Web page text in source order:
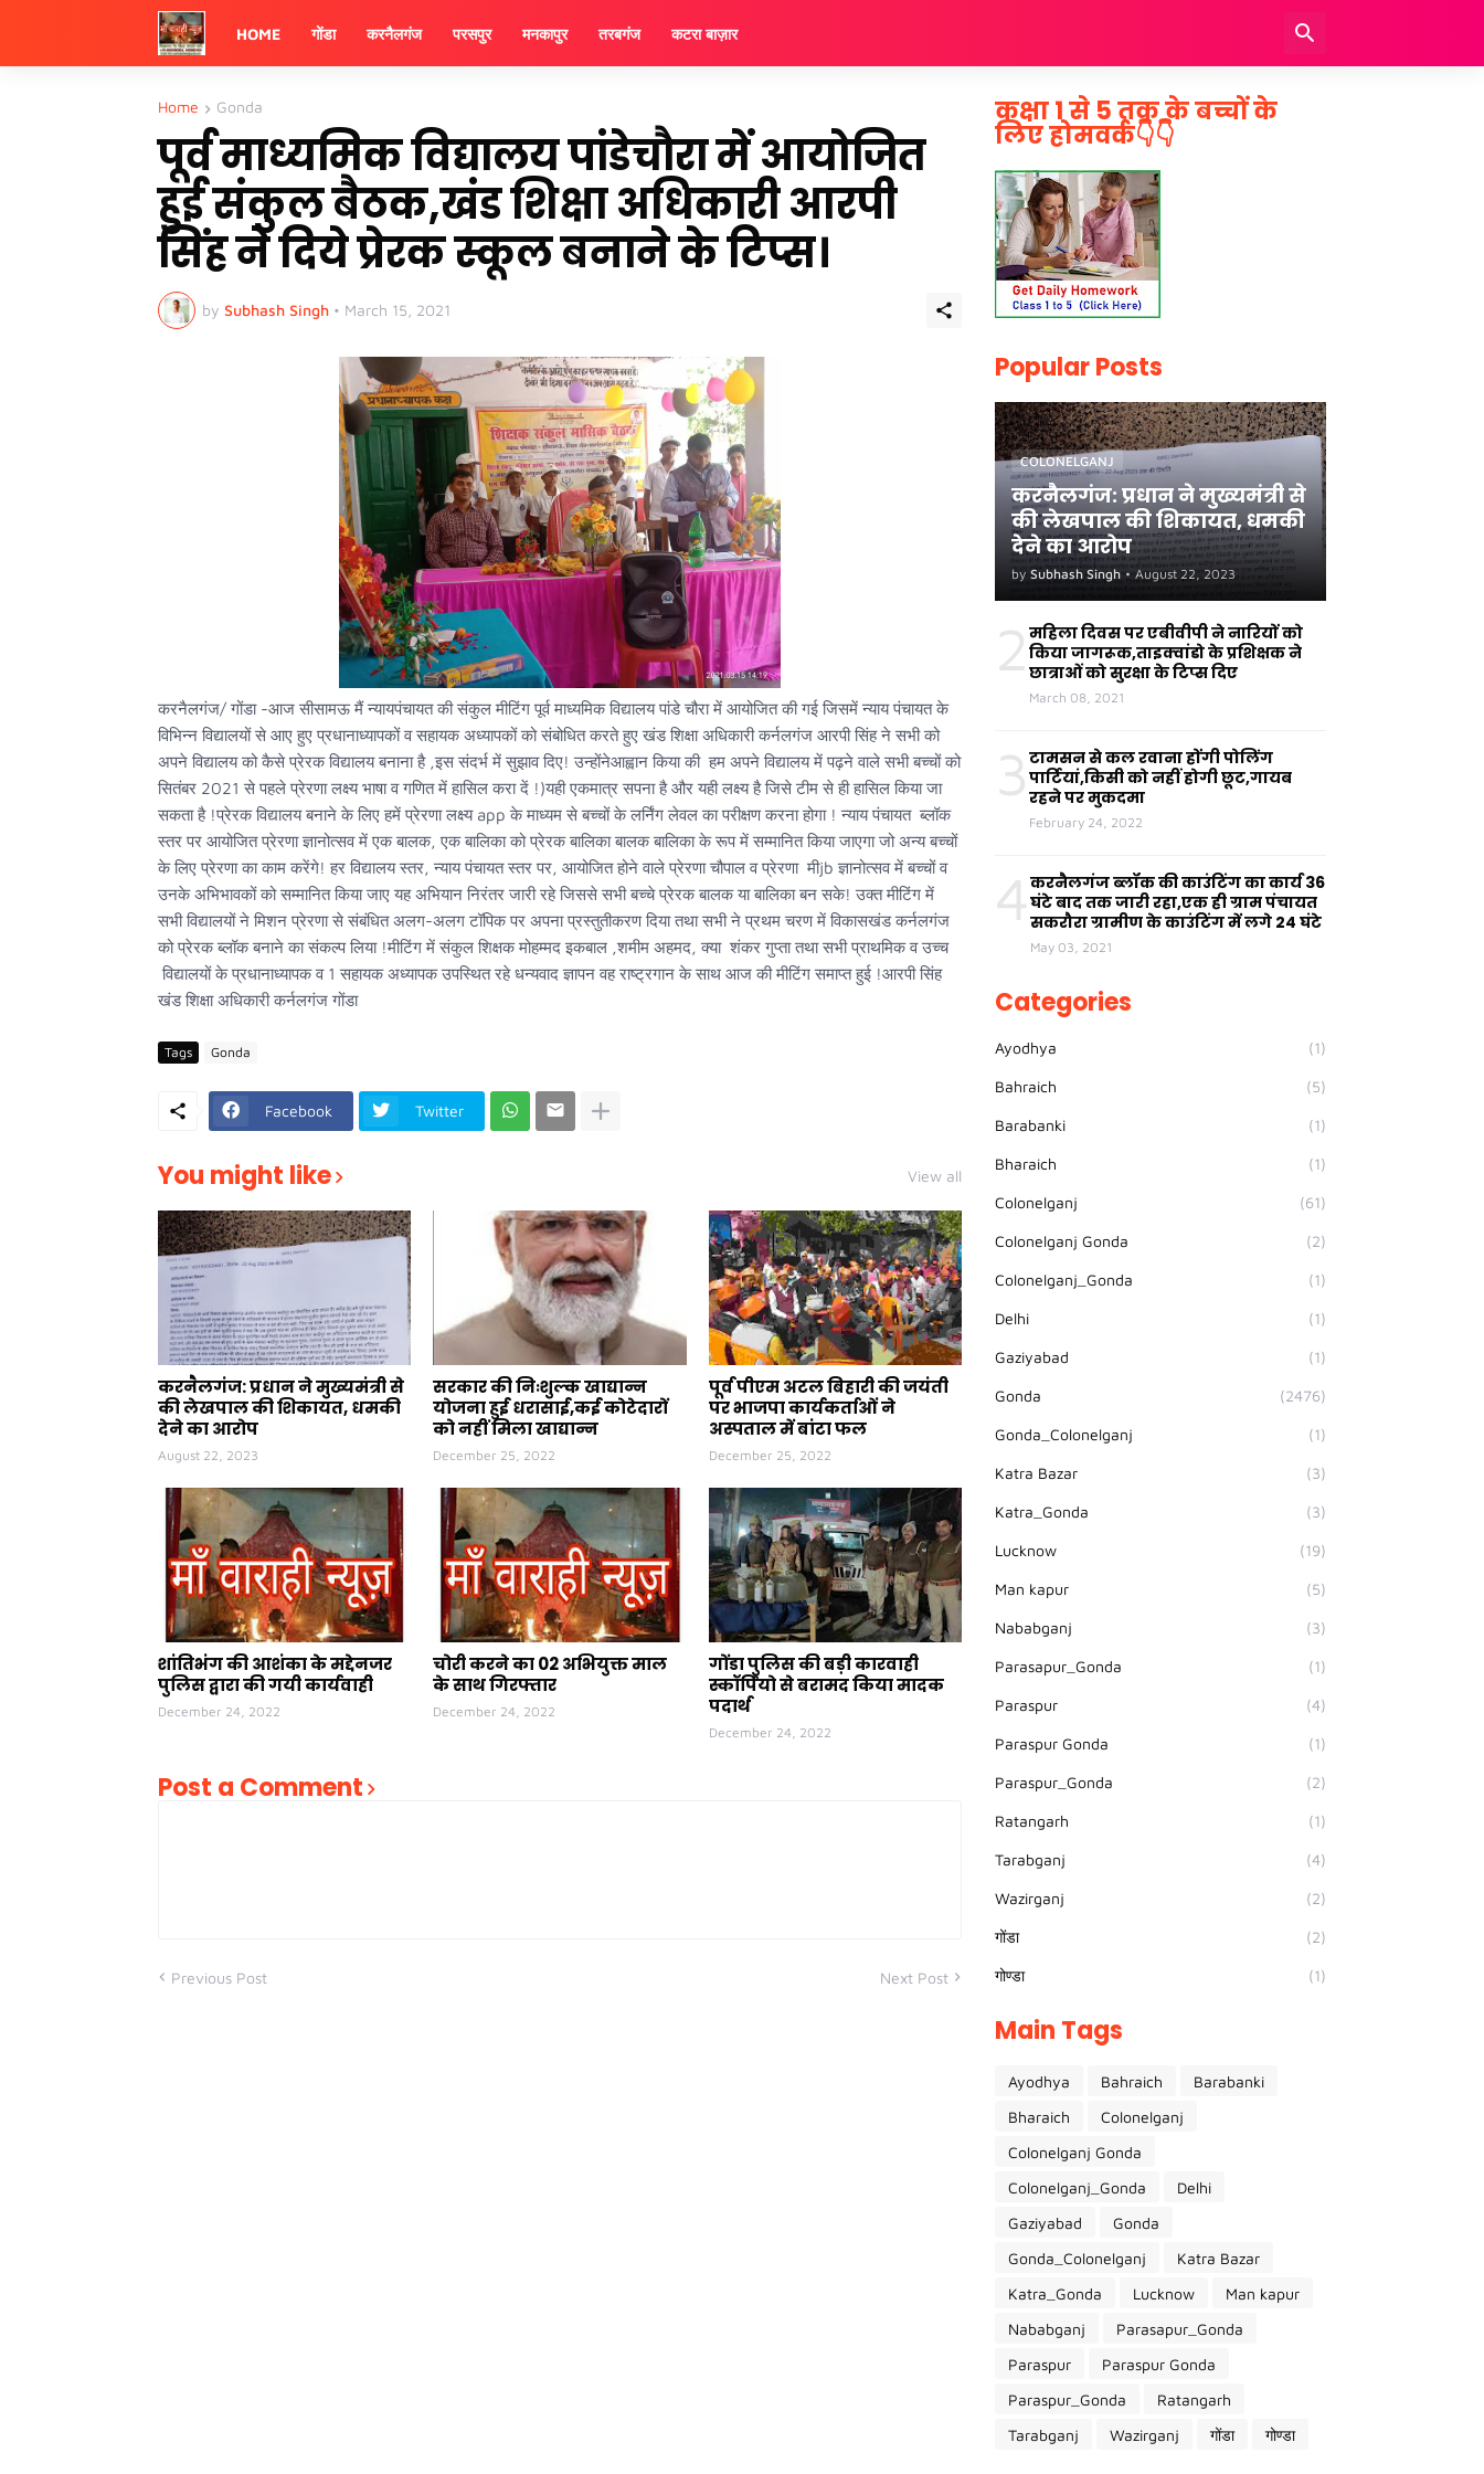
HOME गोंडा करनैलगंज परसपुर मनकापुर तरबगंज कटरा बाज़ार
Home Gonda
पूर्व माध्यमिक विद्यालय पांडेचौरा में आयोजित
हुई संकुल बैठक,खंड शिक्षा अधिकारी आरपी
सिंह ने दिये प्रेरक स्कूल बनाने के टिप्स।
by Subhash Singh • March 15, 2021
करनैलगंज/ गोंडा -आज सीसामऊ मैं न्यायपंचायत की संकुल मीटिंग पूर्व माध्यमिक विद्यालय पांडे चौरा में आयोजित की गई जिसमें न्याय पंचायत के
विभिन्न विद्यालयों से आए हुए प्रधानाध्यापकों व सहायक अध्यापकों को संबोधित करते हुए खंड शिक्षा अधिकारी कर्नलगंज आरपी सिंह ने सभी को
अपने विद्यालय को कैसे प्रेरक विद्यालय बनाना है ,इस संदर्भ में सुझाव दिए! उन्होंनेआह्वान किया की हम अपने विद्यालय में पढ़ने वाले सभी बच्चों को
सितंबर 2021 से पहले प्रेरणा लक्ष्य भाषा व गणित में हासिल करा दें !)यही एकमात्र सपना है और यही लक्ष्य है जिसे टीम से ही हासिल किया जा
सकता है !प्रेरक विद्यालय बनाने के लिए हमें प्रेरणा लक्ष्य app के माध्यम से बच्चों के लर्निंग लेवल का परीक्षण करना होगा ! न्याय पंचायत ब्लॉक
स्तर पर आयोजित प्रेरणा ज्ञानोत्सव में एक बालक, एक बालिका को प्रेरक बालिका बालक बालिका के रूप में सम्मानित किया जाएगा जो अन्य बच्चों
के लिए प्रेरणा का काम करेंगे! हर विद्यालय स्तर, न्याय पंचायत स्तर पर, आयोजित होने वाले प्रेरणा चौपाल व प्रेरणा मीjb ज्ञानोत्सव में बच्चों व
उनके अभिभावकों को सम्मानित किया जाए यह अभियान निरंतर जारी रहे जिससे सभी बच्चे प्रेरक बालक या बालिका बन सके! उक्त मीटिंग में
सभी विद्यालयों ने मिशन प्रेरणा से संबंधित अलग-अलग टॉपिक पर अपना प्रस्तुतीकरण दिया तथा सभी ने प्रथम चरण में विकासखंड कर्नलगंज
को प्रेरक ब्लॉक बनाने का संकल्प लिया !मीटिंग में संकुल शिक्षक मोहम्मद इकबाल ,शमीम अहमद, क्या शंकर गुप्ता तथा सभी प्राथमिक व उच्च
विद्यालयों के प्रधानाध्यापक व 1 सहायक अध्यापक उपस्थित रहे धन्यवाद ज्ञापन वह राष्ट्रगान के साथ आज की मीटिंग समाप्त हुई !आरपी सिंह
खंड शिक्षा अधिकारी कर्नलगंज गोंडा
Tags Gonda
Facebook Twitter
You might like View all
करनैलगंज: प्रधान ने मुख्यमंत्री से
की लेखपाल की शिकायत, धमकी
देने का आरोप
August 22, 2023
सरकार की निःशुल्क खाद्यान्न
योजना हुई धरासाई,कई कोटेदारों
को नहीं मिला खाद्यान्न
December 25, 2022
पूर्व पीएम अटल बिहारी की जयंती
पर भाजपा कार्यकर्ताओं ने
अस्पताल में बांटा फल
December 25, 2022
शांतिभंग की आशंका के मद्देनजर
पुलिस द्वारा की गयी कार्यवाही
December 24, 2022
चोरी करने का 02 अभियुक्त माल
के साथ गिरफ्तार
December 24, 2022
गोंडा पुलिस की बड़ी कारवाही
स्कॉर्पियो से बरामद किया मादक
पदार्थ
December 24, 2022
Post a Comment
Previous Post Next Post
कक्षा 1 से 5 तक के बच्चों के
लिए होमवर्क👇👇
Popular Posts
COLONELGANJ
करनैलगंज: प्रधान ने मुख्यमंत्री से
की लेखपाल की शिकायत, धमकी
देने का आरोप
by Subhash Singh • August 22, 2023
2 महिला दिवस पर एबीवीपी ने नारियों को
किया जागरूक,ताइक्वांडो के प्रशिक्षक ने
छात्राओं को सुरक्षा के टिप्स दिए
March 08, 2021
3 टामसन से कल रवाना होंगी पोलिंग
पार्टियां,किसी को नहीं होगी छूट,गायब
रहने पर मुकदमा
February 24, 2022
4 करनैलगंज ब्लॉक की काउंटिंग का कार्य 36
घंटे बाद तक जारी रहा,एक ही ग्राम पंचायत
सकरौरा ग्रामीण के काउंटिंग में लगे 24 घंटे
May 03, 2021
Categories
Ayodhya (1)
Bahraich (5)
Barabanki (1)
Bharaich (1)
Colonelganj (61)
Colonelganj Gonda (2)
Colonelganj_Gonda (1)
Delhi (1)
Gaziyabad (1)
Gonda (2476)
Gonda_Colonelganj (1)
Katra Bazar (3)
Katra_Gonda (3)
Lucknow (19)
Man kapur (5)
Nababganj (3)
Parasapur_Gonda (1)
Paraspur (4)
Paraspur Gonda (1)
Paraspur_Gonda (2)
Ratangarh (1)
Tarabganj (4)
Wazirganj (2)
गोंडा (2)
गोण्डा (1)
Main Tags
Ayodhya Bahraich
Barabanki
Bharaich
Colonelganj
Colonelganj Gonda
Colonelganj_Gonda
Delhi
Gaziyabad
Gonda
Gonda_Colonelganj
Katra Bazar
Katra_Gonda
Lucknow
Man kapur
Nababganj
Parasapur_Gonda
Paraspur
Paraspur Gonda
Paraspur_Gonda
Ratangarh
Tarabganj
Wazirganj गोंडा गोण्डा